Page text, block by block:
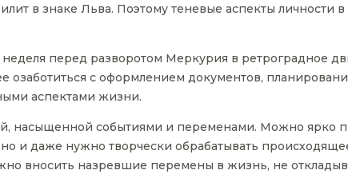
в знаке Льва. Поэтому теневые аспекты
перед разворотом Меркурия в ретроградное
озаботиться с оформлением документов,
аспектами жизни.
насыщенной событиями и переменами. Можно ярко
и даже нужно творчески обрабатывать
вносить назревшие перемены в жизнь, не